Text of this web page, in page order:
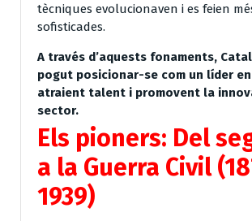
tècniques evolucionaven i es feien
sofisticades.
A través d’aquests fonaments,
pogut posicionar-se com un líder
atraient talent i promovent la
sector.
Els pioners: Del
a la Guerra Civil
1939)